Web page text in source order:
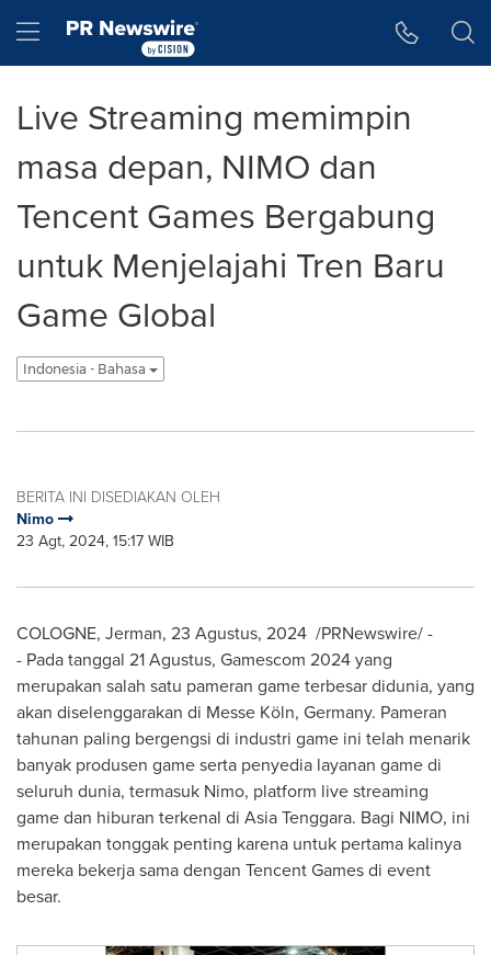
Hamburger menu
Live Streaming memimpin
masa depan, NIMO dan
Tencent Games Bergabung
untuk Menjelajahi Tren Baru
Game Global
Indonesia - Bahasa
BERITA INI DISEDIAKAN OLEH
Nimo
23 Agt, 2024, 15:17 WIB
COLOGNE, Jerman, 23 Agustus, 2024 /PRNewswire/ -
- Pada tanggal 21 Agustus, Gamescom 2024 yang
merupakan salah satu pameran game terbesar didunia, yang
akan diselenggarakan di Messe Köln, Germany. Pameran
tahunan paling bergengsi di industri game ini telah menarik
banyak produsen game serta penyedia layanan game di
seluruh dunia, termasuk Nimo, platform live streaming
game dan hiburan terkenal di Asia Tenggara. Bagi NIMO, ini
merupakan tonggak penting karena untuk pertama kalinya
mereka bekerja sama dengan TencentGames di event
besar.